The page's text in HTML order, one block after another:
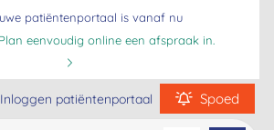
patiëntenportaal is vanaf nu
Plan eenvoudig online een afspraak in.
Inloggen patiëntenportaal Spoed